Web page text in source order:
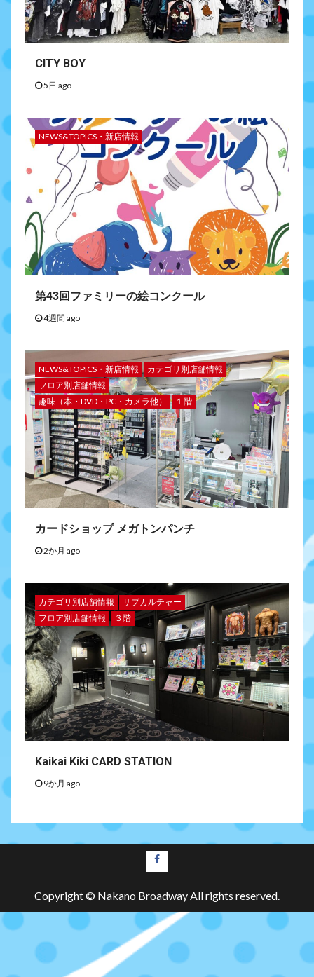
CITY BOY
5日 ago
NEWS&TOPICS・新店情報
第43回ファミリーの絵コンクール
4週間 ago
NEWS&TOPICS・新店情報
カテゴリ別店舗情報
フロア別店舗情報
趣味（本・DVD・PC・カメラ他）
１階
カードショップ メガトンパンチ
2か月 ago
カテゴリ別店舗情報
サブカルチャー
フロア別店舗情報
３階
Kaikai Kiki CARD STATION
9か月 ago
Copyright © Nakano Broadway All rights reserved.